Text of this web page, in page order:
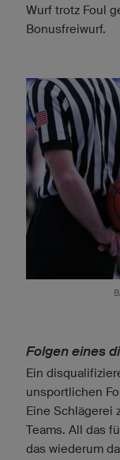
Wurf trotz Foul
Bonusfreiwurf.
Folgen eines
Ein
unsportlichen
Eine Schlägerei
Teams. All das
das wiederum